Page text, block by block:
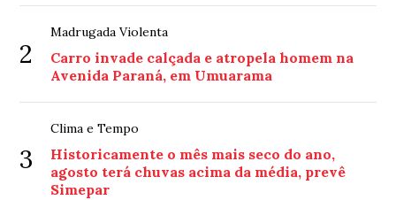
2
Madrugada Violenta
Carro invade calçada e atropela homem na
Avenida Paraná, em Umuarama
3
Clima e Tempo
Historicamente o mês mais seco do ano,
agosto terá chuvas acima da média, prevê
Simepar